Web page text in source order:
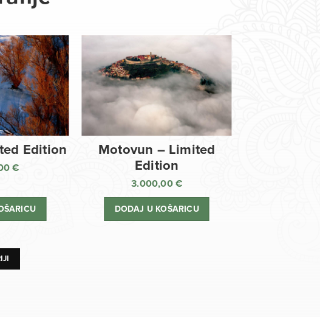
Edition
€
Motovun – Limited
Edition
3.000,00 €
DODAJ U KOŠARICU